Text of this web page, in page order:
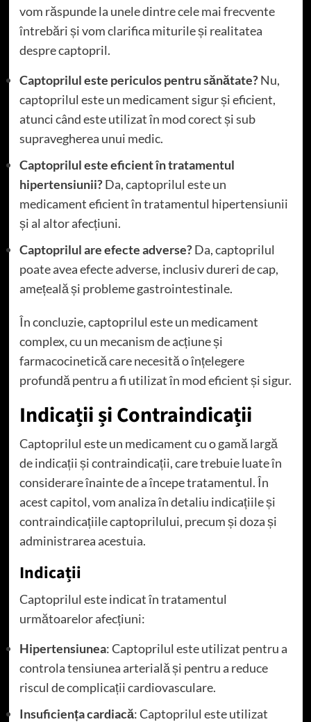
vom răspunde la unele dintre cele mai frecvente
întrebări și vom clarifica miturile și realitatea
despre captopril.
Captoprilul este periculos pentru sănătate?Nu,
captoprilul este un medicament sigur și eficient,
atunci când este utilizat în mod corect și sub
supravegherea unui medic.
Captoprilul este eficient în tratamentul
hipertensiunii?Da, captoprilul este un
medicament eficient în tratamentul hipertensiunii
și al altor afecțiuni.
Captoprilul are efecte adverse?Da, captoprilul
poate avea efecte adverse, inclusiv dureri de cap,
amețeală și probleme gastrointestinale.
În concluzie, captoprilul este un medicament
complex, cu un mecanism de acțiune și
farmacocinetică care necesită o înțelegere
profundă pentru a fi utilizat în mod eficient și sigur.
Indicații și Contraindicații
Captoprilul este un medicament cu o gamă largă
de indicații și contraindicații, care trebuie luate în
considerare înainte de a începe tratamentul. În
acest capitol, vom analiza în detaliu indicațiile și
contraindicațiile captoprilului, precum și doza și
administrarea acestuia.
Indicații
Captoprilul este indicat în tratamentul
următoarelor afecțiuni:
Hipertensiunea: Captoprilul este utilizat pentru a
controla tensiunea arterială și pentru a reduce
riscul de complicații cardiovasculare.
Insuficiența cardiacă: Captoprilul este utilizat